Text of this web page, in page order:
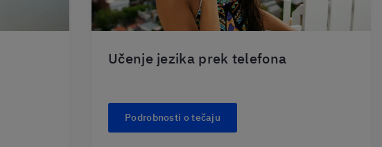
Učenje jezika prek telefona
Podrobnosti o tečaju